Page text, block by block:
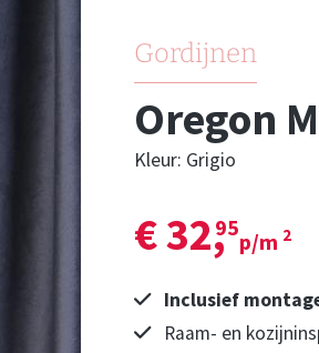
Gordijnen
Oregon
Kleur: Grigio
€ 32,
95
p/m 2
Inclusief
Raam- en